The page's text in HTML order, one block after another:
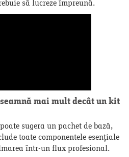
să lucreze împreună.
mai mult decât un kit
sugera un pachet de bază,
toate componentele esențiale
într-un flux profesional.